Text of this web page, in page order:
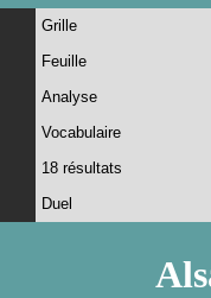
Grille
Feuille
Analyse
Vocabulaire
18 résultats
Duel